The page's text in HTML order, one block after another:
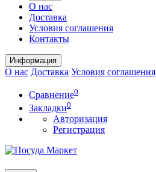
О нас
Доставка
Условия соглашения
Контакты
Информация
О нас Доставка Условия соглашения
Сравнение0
Закладки0
Авторизация
Регистрация